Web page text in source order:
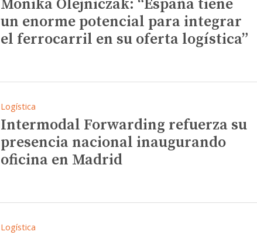
Monika Olejniczak: “España tiene
un enorme potencial para integrar
el ferrocarril en su oferta logística”
Logística
Intermodal Forwarding refuerza su
presencia nacional inaugurando
oficina en Madrid
Logística